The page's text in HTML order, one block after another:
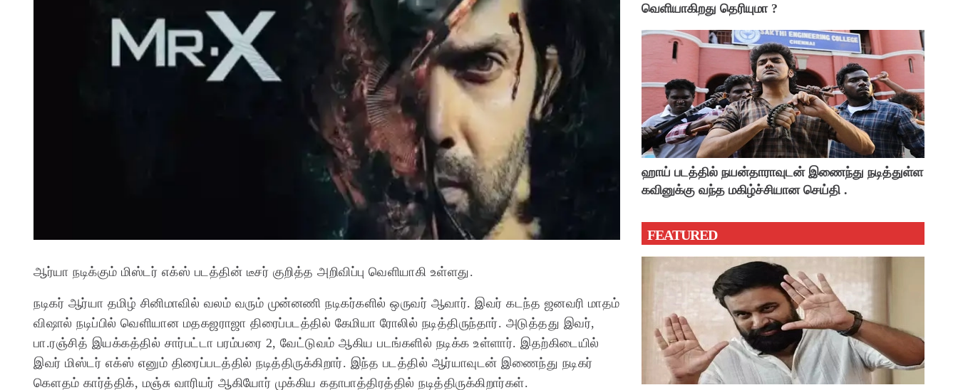
ஆர்யா நடிக்கும் மிஸ்டர் எக்ஸ் படத்தின் டீசர் குறித்த அறிவிப்பு வெளியாகி உள்ளது.
நடிகர் ஆர்யா தமிழ் சினிமாவில் வலம் வரும் முன்னணி நடிகர்களில் ஒருவர் ஆவார். இவர் கடந்த ஜனவரி மாதம்
விஷால் நடிப்பில் வெளியான மதகஜராஜா திரைப்படத்தில் கேமியா ரோலில் நடித்திருந்தார். அடுத்தது இவர்,
பா.ரஞ்சித் இயக்கத்தில் சார்பட்டா பரம்பரை 2, வேட்டுவம் ஆகிய படங்களில் நடிக்க உள்ளார். இதற்கிடையில்
இவர் மிஸ்டர் எக்ஸ் எனும் திரைப்படத்தில் நடித்திருக்கிறார். இந்த படத்தில் ஆர்யாவுடன் இணைந்து நடிகர்
கௌதம் கார்த்திக், மஞ்சு வாரியர் ஆகியோர் முக்கிய கதாபாத்திரத்தில் நடித்திருக்கிறார்கள்.
வெளியாகிறது தெரியுமா ?
ஹாய் படத்தில் நயன்தாராவுடன் இணைந்து நடித்துள்ள
கவினுக்கு வந்த மகிழ்ச்சியான செய்தி .
FEATURED